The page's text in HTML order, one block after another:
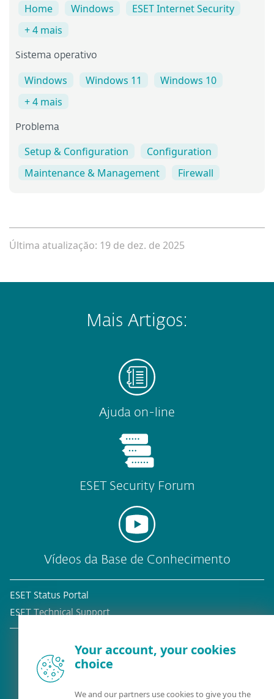
Home Windows
ESET Internet Security
+ 4 mais
Sistema operativo
Windows Windows 11
Windows 10
+ 4 mais
Problema
Setup & Configuration
Configuration
Maintenance & Management
Firewall
Última atualizaçăo: 19 de dez. de 2025
Mais Artigos:
Ajuda on-line
ESET Security Forum
Vídeos da Base de Conhecimento
ESET Status Portal
ESET Technical Support
Cliente atual?
Your account, your cookies
choice
We and our partners use cookies to give you the